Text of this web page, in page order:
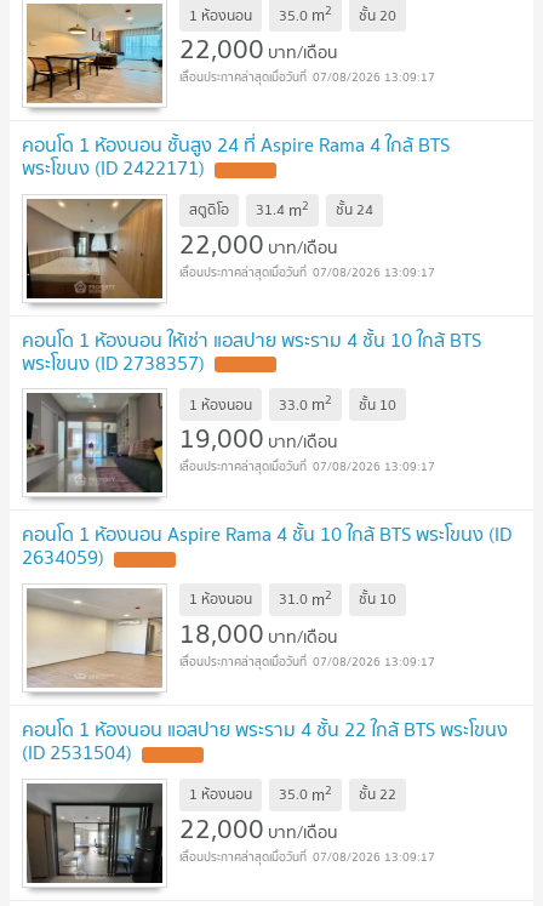
1 ห้องนอน 35.0 m2 ชั้น20
22,000 บาท/เดือน
07/08/2026 13:09:17
คอนโด 1 ห้องนอน ชั้นสูง 24 ที่ Aspire Rama 4 ใกล้ BTS
พระโขนง (ID 2422171)
สตูดิโอ 31.4 m2 ชั้น24
22,000 บาท/เดือน
07/08/2026 13:09:17
คอนโด 1 ห้องนอน ให้เช่า แอสปาย พระราม 4 ชั้น 10 ใกล้ BTS
พระโขนง (ID 2738357)
1 ห้องนอน 33.0 m2 ชั้น 10
19,000 บาท/เดือน
07/08/2026 13:09:17
คอนโด 1 ห้องนอน Aspire Rama 4 ชั้น 10 ใกล้ BTS พระโขนง (ID
2634059)
1 ห้องนอน 31.0 m2 ชั้น 10
18,000 บาท/เดือน
07/08/2026 13:09:17
คอนโด 1 ห้องนอน แอสปาย พระราม 4 ชั้น 22 ใกล้ BTS พระโขนง
(ID 2531504)
1 ห้องนอน 35.0 m2 ชั้น22
22,000 บาท/เดือน
07/08/2026 13:09:17